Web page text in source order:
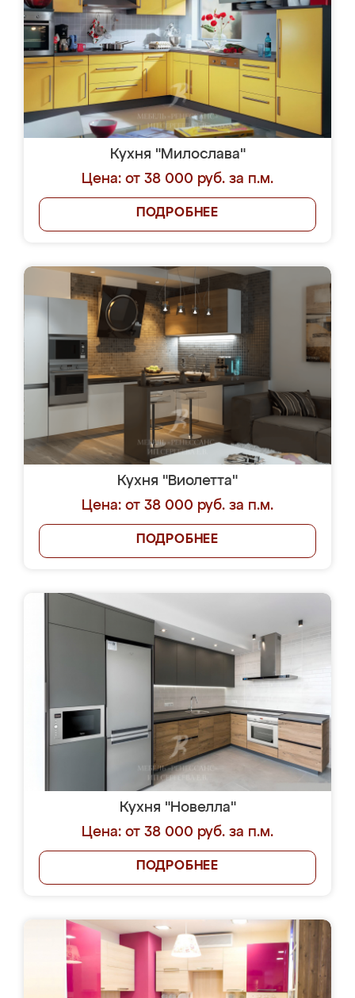
Кухня "Милослава"
Цена: от 38 000 руб. за п.м.
ПОДРОБНЕЕ
Кухня "Виолетта"
Цена: от 38 000 руб. за п.м.
ПОДРОБНЕЕ
Кухня "Новелла"
Цена: от 38 000 руб. за п.м.
ПОДРОБНЕЕ